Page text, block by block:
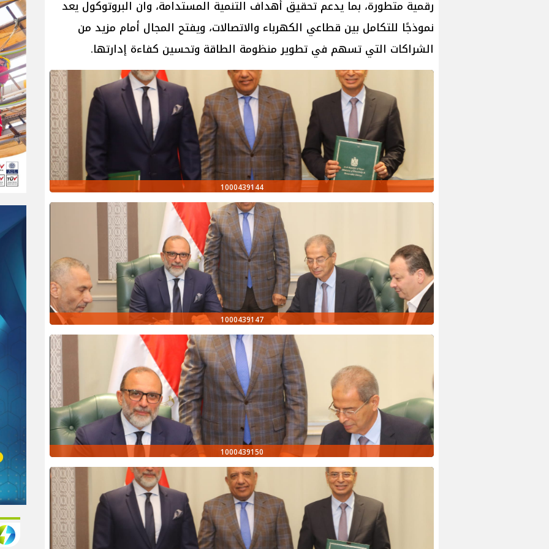
رقمية متطورة، بما يدعم تحقيق أهداف التنمية المستدامة، وان البروتوكول يعد
نموذجًا للتكامل بين قطاعي الكهرباء والاتصالات، ويفتح المجال أمام مزيد من
الشراكات التي تسهم في تطوير منظومة الطاقة وتحسين كفاءة إدارتها.
1000439144
1000439147
1000439150